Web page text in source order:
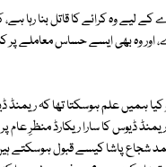
وہ کرائے کا قاتل بنا رہا
اور وہ بھی ایسے حساس
کیا ہمیں علم ہوسکتا تھا کہ
ڈیوس کا سارا ریکارڈ منظرِ
شجاع پاشا کیسے قبول ہوسکتے